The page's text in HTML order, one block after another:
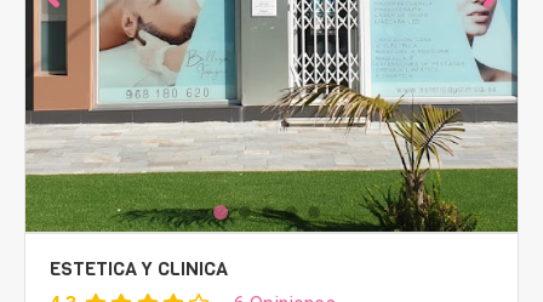
ESTETICA Y CLINICA